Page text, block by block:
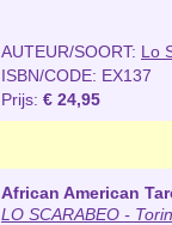
AUTEUR/SOORT: Lo
ISBN/CODE: EX137
Prijs: € 24,95
African American
LO SCARABEO -